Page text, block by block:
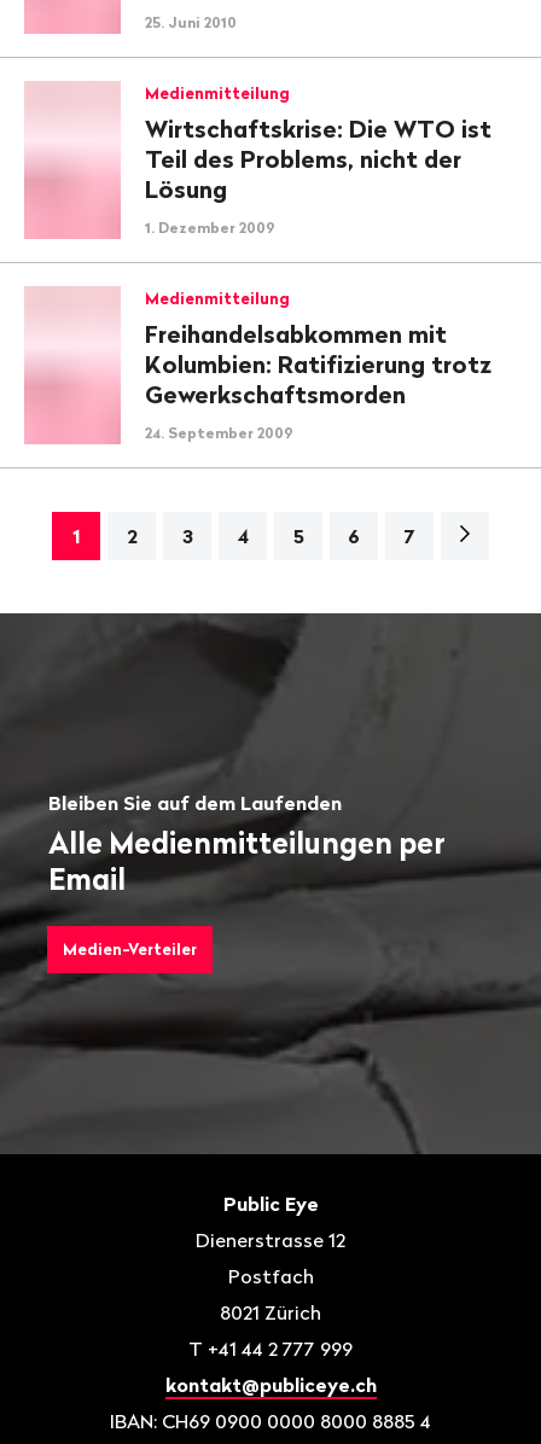
25. Juni 2010
Medienmitteilung
Wirtschaftskrise: Die WTO ist
Teil des Problems, nicht der
Lösung
1. Dezember 2009
Medienmitteilung
Freihandelsabkommen mit
Kolumbien: Ratifizierung trotz
Gewerkschaftsmorden
24. September 2009
1 2 3 4 5 6 7
Nächste
Bleiben Sie auf dem Laufenden
Alle Medienmitteilungen per
Email
Medien-Verteiler
Public Eye
Dienerstrasse 12
Postfach
8021 Zürich
T +41 44 2 777 999
kontakt@publiceye.ch
IBAN: CH69 0900 0000 8000 8885 4